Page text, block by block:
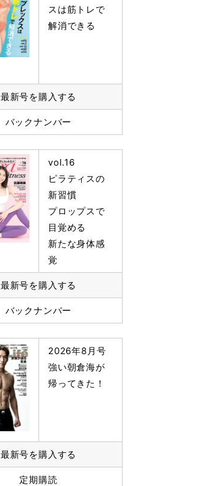
スは筋トレで
解消できる
最新号を購入する
バックナンバー
vol.16
ピラティスの
新習慣
プロップスで
目覚める
新たな身体感
覚
最新号を購入する
バックナンバー
2026年8月号
強い朝倉海が
帰ってきた！
最新号を購入する
定期購読